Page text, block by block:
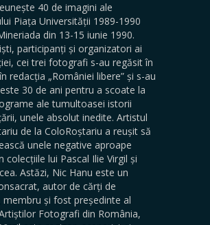
40 de imagini ale
Piața Universității 1989-1990
din 13-15 iunie 1990.
participanți și organizatori ai
cei trei fotografi s-au regăsit în
redacția „României libere” și s-au
30 de ani pentru a scoate la
ale tumultoasei istorii
unele absolut inedite. Artistul
de la ColoRoștariu a reușit să
unele negative aproape
colecțiile lui Pascal Ilie Virgil și
Astăzi, Nic Hanu este un
autor de cărți de
și fost președinte al
Fotografi din România,